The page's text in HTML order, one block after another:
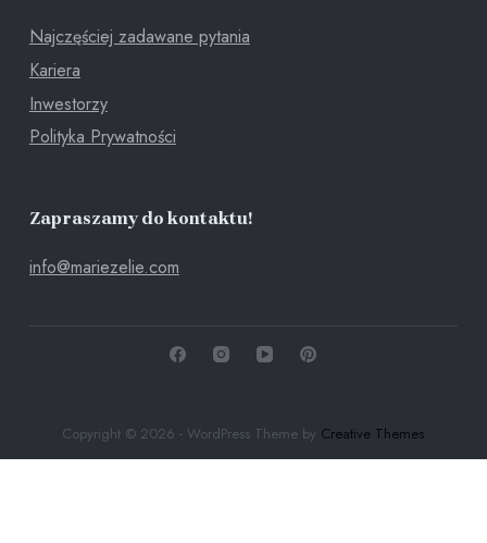
Najczęściej zadawane pytania
Kariera
Inwestorzy
Polityka Prywatności
Zapraszamy do kontaktu!
info@mariezelie.com
Copyright © 2026 - WordPress Theme by Creative Themes